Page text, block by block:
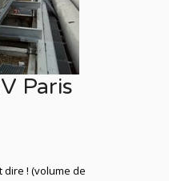
Paris
dire ! (volume de